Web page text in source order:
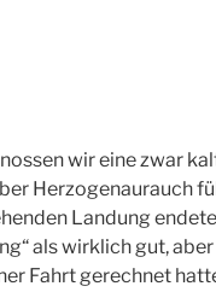
wir eine zwar
Herzogenaurauch
Landung
als wirklich gut,
Fahrt gerechnet